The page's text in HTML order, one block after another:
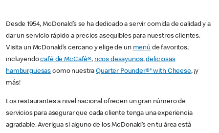
Desde 1954, McDonald’s se ha dedicado a servir comida de calidad y a
dar un servicio rápido a precios asequibles para nuestros clientes.
Visita un McDonald’s cercano y elige de un menú de favoritos,
incluyendocafé de McCafé®, ricos desayunos,deliciosas
hamburguesas como nuestraQuarter Pounder®* with Cheese, ¡y
más!
Los restaurantes a nivel nacional ofrecen un gran número de
servicios para asegurar que cada cliente tenga una experiencia
agradable. Averigua si alguno de los McDonald’s en tu área está